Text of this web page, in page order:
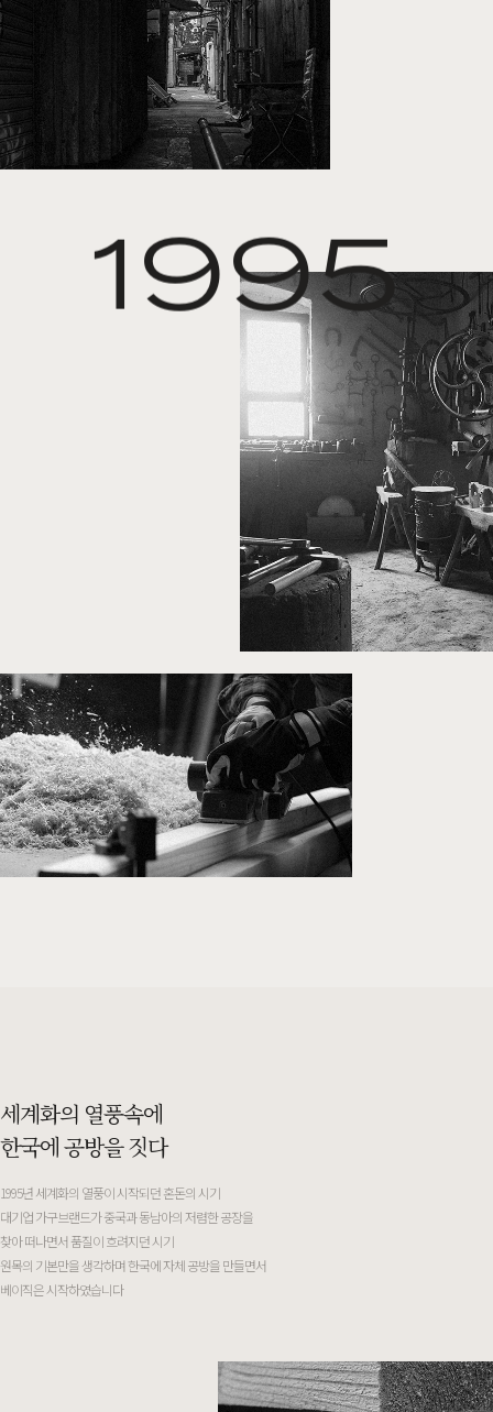
1995
세계화의 열풍속에
한국에 공방을 짓다
1995년 세계화의 열풍이 시작되던 혼돈의 시기
대기업 가구브랜드가 중국과 동남아의 저렴한 공장을
찾아 떠나면서 품질이 흐려지던 시기
원목의 기본만을 생각하며 한국에 자체 공방을 만들면서
베이직은 시작하였습니다